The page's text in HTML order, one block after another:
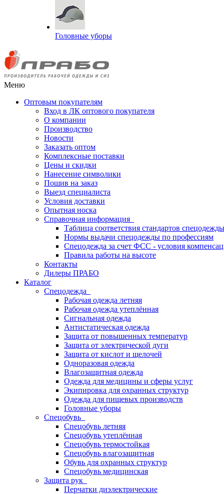
Головные уборы
Меню
Оптовым покупателям
Вход в ЛК оптового покупателя
О компании
Производство
Новости
Заказать оптом
Комплексные поставки
Цены и скидки
Нанесение символики
Пошив на заказ
Выезд специалиста
Условия доставки
Опытная носка
Справочная информация
Таблица соответствия стандартов спецодежды
Нормы выдачи спецодежды по профессиям
Спецодежда за счет ФСС - условия
Правила работы на высоте
Контакты
Дилеры ПРАБО
Каталог
Спецодежда
Рабочая одежда летняя
Рабочая одежда утеплённая
Сигнальная одежда
Антистатическая одежда
Защита от повышенных температур
Защита от электрической дуги
Защита от кислот и щелочей
Одноразовая одежда
Влагозащитная одежда
Одежда для медицины и сферы услуг
Экипировка для охранных структур
Одежда для пищевых производств
Головные уборы
Спецобувь
Спецобувь летняя
Спецобувь утеплённая
Спецобувь термостойкая
Спецобувь влагозащитная
Обувь для охранных структур
Спецобувь медицинская
Защита рук
Перчатки диэлектрические